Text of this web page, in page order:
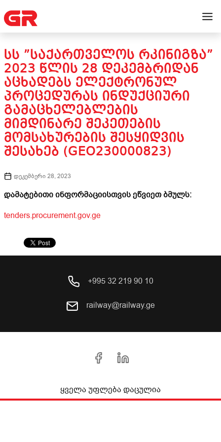
ᲡᲡ ”ᲡᲐᲥᲐᲠᲗᲕᲔᲚᲝᲡ ᲠᲙᲘᲜᲘᲒᲖᲐ”
2023 ᲬᲚᲘᲡ 28 ᲓᲔᲙᲔᲛᲑᲠᲘᲓᲐᲜ
ᲐᲪᲮᲐᲓᲔᲑᲡ ᲔᲚᲔᲥᲢᲠᲝᲜᲣᲚ
ᲞᲠᲝᲪᲔᲓᲣᲠᲐᲡ ᲘᲜᲓᲣᲥᲪᲘᲣᲠᲘ
ᲒᲐᲛᲐᲪᲮᲔᲚᲔᲑᲚᲔᲑᲘᲡ
ᲛᲘᲛᲓᲘᲜᲐᲠᲔ ᲨᲔᲙᲔᲗᲔᲑᲘᲡ
ᲛᲝᲛᲡᲐᲮᲣᲠᲔᲑᲘᲡ ᲨᲔᲡᲧᲘᲓᲕᲘᲡ
ᲨᲔᲡᲐᲮᲔᲑ (GEO230000823)
დეკემბერი 28, 2023
დამატებითი ინფორმაციისთვის ეწვიეთ ბმულს:
tenders.procurement.gov.ge
+995 32 219 90 10
railway@railway.ge
ყველა უფლება დაცულია